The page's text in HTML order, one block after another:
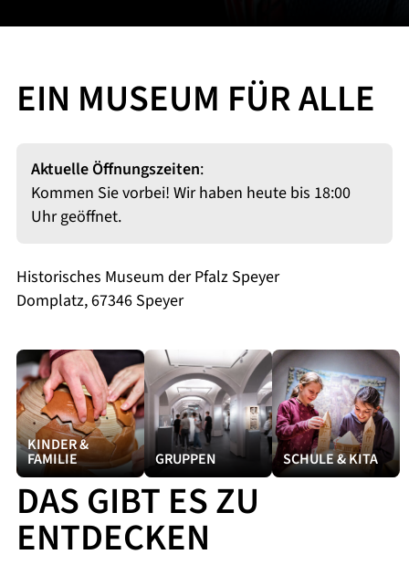
EIN MUSEUM FÜR ALLE
Aktuelle Öffnungszeiten:
Kommen Sie vorbei! Wir haben heute bis 18:00
Uhr geöffnet.
Historisches Museum der Pfalz Speyer
Domplatz, 67346 Speyer
KINDER &
FAMILIE GRUPPEN SCHULE & KITA
DAS GIBT ES ZU
ENTDECKEN